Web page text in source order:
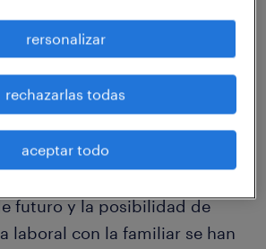
que tener en cuenta que en un
cada vez más cambiante, las
por no perder a sus
esta forma, el salario, la
futuro y la posibilidad de
laboral con la familiar se han
rersonalizar
rechazarlas todas
aceptar todo